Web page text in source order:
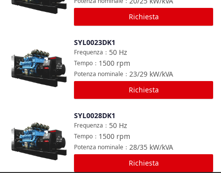
Richiesta
SYL0023DK1
50 Hz
Frequenza ：
1500 rpm
Tempo ：
23/29 kW/kVA
Potenza nominale ：
Richiesta
SYL0028DK1
50 Hz
Frequenza ：
1500 rpm
Tempo ：
28/35 kW/kVA
Potenza nominale ：
Richiesta